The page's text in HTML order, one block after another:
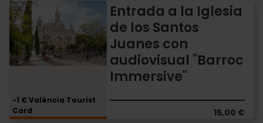
-1 € València Tourist
Card
Entrada a la Iglesia
de los Santos
Juanes con
audiovisual "Barroc
Immersive"
15,00 €
Entrada
a
la
Iglesia
de
los
con
audiovisual